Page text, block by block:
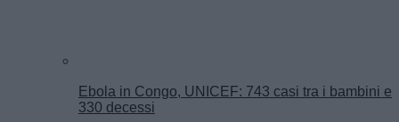
Ebola in Congo, UNICEF: 743 casi tra i bambini e
330 decessi